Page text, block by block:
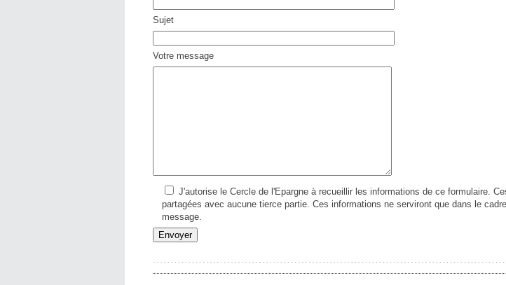
Sujet
Votre message
J'autorise le Cercle de l'Epargne à recueillir les informations de ce formulaire.
partagées avec aucune tierce partie. Ces informations ne serviront que dans le
message.